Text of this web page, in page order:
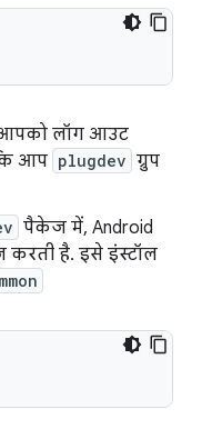
आपको लॉग आउट
आप plugdev ग्रुप
पैकेज में, Android
करती है. इसे इंस्टॉल